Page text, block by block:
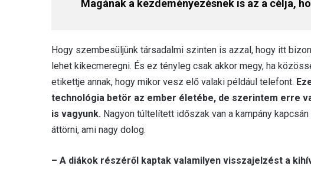
Magának a kezdeményezésnek is az a célja,
Hogy szembesüljünk társadalmi szinten is azzal, hogy itt
lehet kikecmeregni. És ez tényleg csak akkor megy, ha
etikettje annak, hogy mikor vesz elő valaki például telefont.
technológia betör az ember életébe, de szerintem erre
is vagyunk. Nagyon túltelített időszak van a kampány
áttörni, ami nagy dolog.
– A diákok részéről kaptak valamilyen visszajelzést a